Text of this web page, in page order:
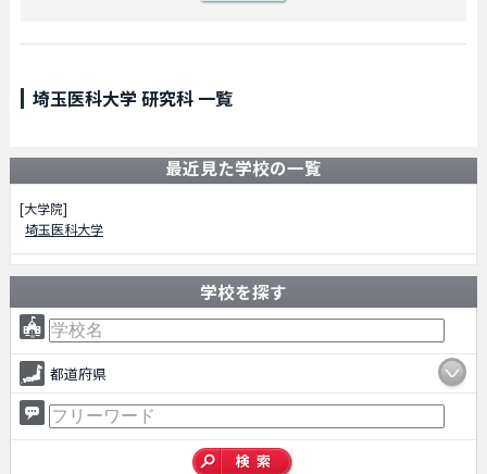
埼玉医科大学 研究科 一覧
最近見た学校の一覧
[大学院]
埼玉医科大学
学校を探す
都道府県